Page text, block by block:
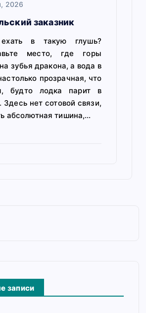
2026
заказник
в такую глушь?
место, где горы
зубья дракона, а вода в
прозрачная, что
будто лодка парит в
Здесь нет сотовой связи,
абсолютная тишина,…
записи